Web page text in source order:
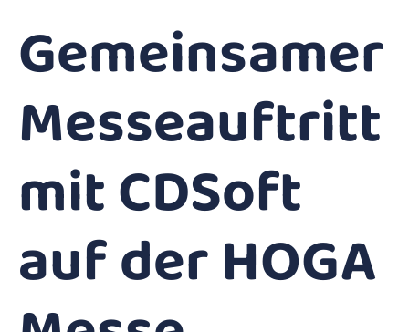
Gemeinsamer
Messeauftritt
mit CDSoft
auf der HOGA